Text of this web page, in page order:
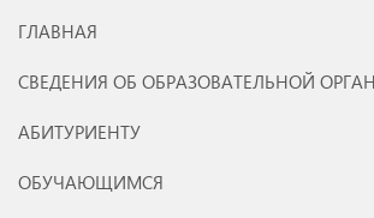
ГЛАВНАЯ
СВЕДЕНИЯ ОБ ОБРАЗОВАТЕЛЬНОЙ
АБИТУРИЕНТУ
ОБУЧАЮЩИМСЯ